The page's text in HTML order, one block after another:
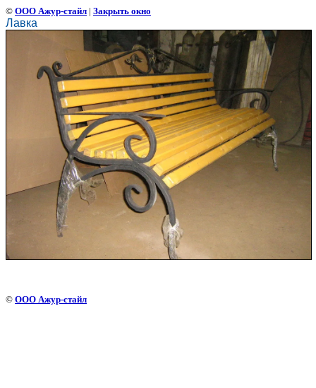
© ООО Ажур-стайл | Закрыть окно
Лавка
© ООО Ажур-стайл